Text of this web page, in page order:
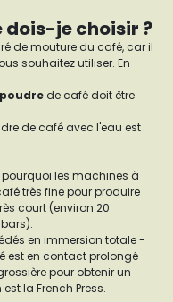
dois-je choisir ?
de mouture du café, car il
souhaitez utiliser. En
poudre de café doit être
de café avec l'eau est
les machines à
très fine pour produire
court (environ 20
en immersion totale -
est en contact prolongé
pour obtenir un
la French Press.